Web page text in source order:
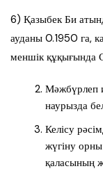
6) Қазыбек Би
ауданы 0.1950 га,
меншік құқығында
Мәжбүрлеп
наурызда
Келісу
жүгіну
қаласының